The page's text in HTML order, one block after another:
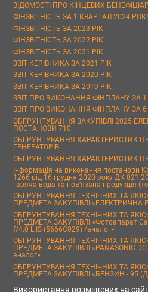
ВІДОМОСТІ ПРО КІНЦЕВИХ
ФІНЗВІТНІСТЬ ЗА 1 КВАРТАЛ 2024
ФІНЗВІТНІСТЬ ЗА 2023 РІК
ФІНЗВІТНІСТЬ ЗА 2022 РІК
ФІНЗВІТНІСТЬ ЗА 2021 РІК
ЗВІТ КЕРІВНИКА ЗА 2021 РІК
ЗВІТ КЕРІВНИКА ЗА 2020 РІК
ЗВІТ КЕРІВНИКА ЗА 2019 РІК
ЗВІТ ПРО ВИКОНАННЯ ФІНПЛАНУ ЗА
ЗВІТ ПРО ВИКОНАННЯ ФІНПЛАНУ ЗА 6
ОБҐРУНТУВАННЯ ЗАКУПІВЛІ 2025
ПОСТАНОВИ 710
ОБҐРУНТУВАННЯ ХАРАКТЕРИСТИК
ГЕНЕРАТОРІВ
ОБҐРУНТУВАННЯ ХАРАКТЕРИСТИК
Інформація на виконання постанови
1266 від 16 грудня 2020 року ДК
гаряча вода та пов’язана продукція
ОБҐРУНТУВАННЯ ТЕХНІЧНИХ ТА
ПРЕДМЕТА ЗАКУПІВЛІ «ЕЛЕКТРИЧНА
ОБҐРУНТУВАННЯ ТЕХНІЧНИХ ТА
ПРЕДМЕТА ЗАКУПІВЛІ «Фотоапарат
f/4.0 L IS (5666C029) /аналог»
ОБҐРУНТУВАННЯ ТЕХНІЧНИХ ТА
ПРЕДМЕТА ЗАКУПІВЛІ «PANASONIC
аналог»
ОБҐРУНТУВАННЯ ТЕХНІЧНИХ ТА
ПРЕДМЕТА ЗАКУПІВЛІ «БЕНЗИН - 95
Використання розміщених на